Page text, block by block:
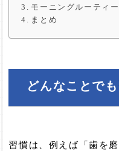
モーニングルーティ
まとめ
どんなことで
習慣は、例えば「歯を